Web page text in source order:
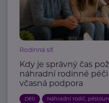
Rodinná síť
Kdy je správný čas
náhradní rodinné
včasná podpora
Děti Náhradní rodič,